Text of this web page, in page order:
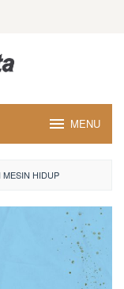
MENU
MESIN HIDUP